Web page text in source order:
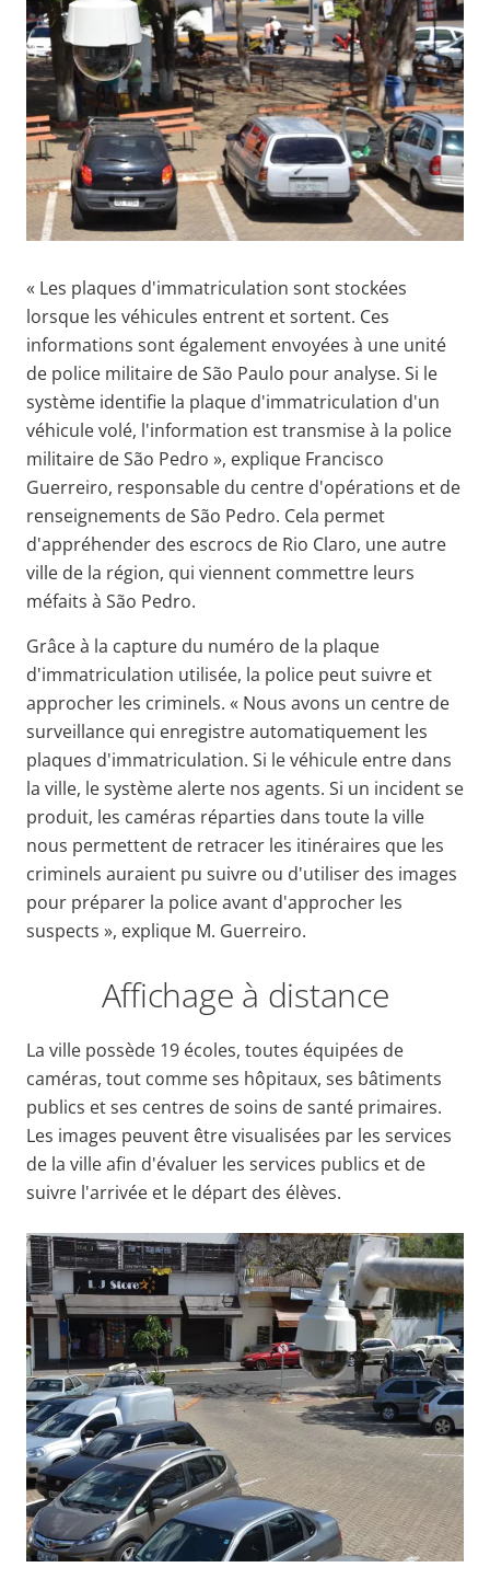
« Les plaques d'immatriculation sont stockées
lorsque les véhicules entrent et sortent. Ces
informations sont également envoyées à une unité
de police militaire de São Paulo pour analyse. Si le
système identifie la plaque d'immatriculation d'un
véhicule volé, l'information est transmise à la police
militaire de São Pedro », explique Francisco
Guerreiro, responsable du centre d'opérations et de
renseignements de São Pedro. Cela permet
d'appréhender des escrocs de Rio Claro, une autre
ville de la région, qui viennent commettre leurs
méfaits à São Pedro.
Grâce à la capture du numéro de la plaque
d'immatriculation utilisée, la police peut suivre et
approcher les criminels. « Nous avons un centre de
surveillance qui enregistre automatiquement les
plaques d'immatriculation. Si le véhicule entre dans
la ville, le système alerte nos agents. Si un incident se
produit, les caméras réparties dans toute la ville
nous permettent de retracer les itinéraires que les
criminels auraient pu suivre ou d'utiliser des images
pour préparer la police avant d'approcher les
suspects », explique M. Guerreiro.
Affichage à distance
La ville possède 19 écoles, toutes équipées de
caméras, tout comme ses hôpitaux, ses bâtiments
publics et ses centres de soins de santé primaires.
Les images peuvent être visualisées par les services
de la ville afin d'évaluer les services publics et de
suivre l'arrivée et le départ des élèves.